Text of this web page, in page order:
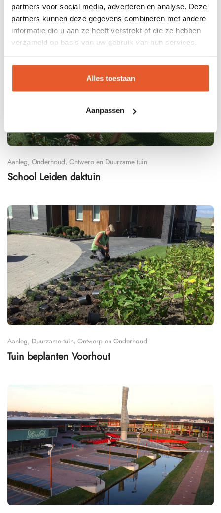
partners voor social media, adverteren en analyse. Deze
partners kunnen deze gegevens combineren met andere
informatie die u aan ze heeft verstrekt of die ze hebben
verzameld op basis van uw gebruik van hun services.
Alles toestaan
Aanpassen
Aanleg, Onderhoud, Ontwerp en Duurzame tuin
School Leiden daktuin
Aanleg, Duurzame tuin, Ontwerp en Onderhoud
Tuin beplanten Voorhout